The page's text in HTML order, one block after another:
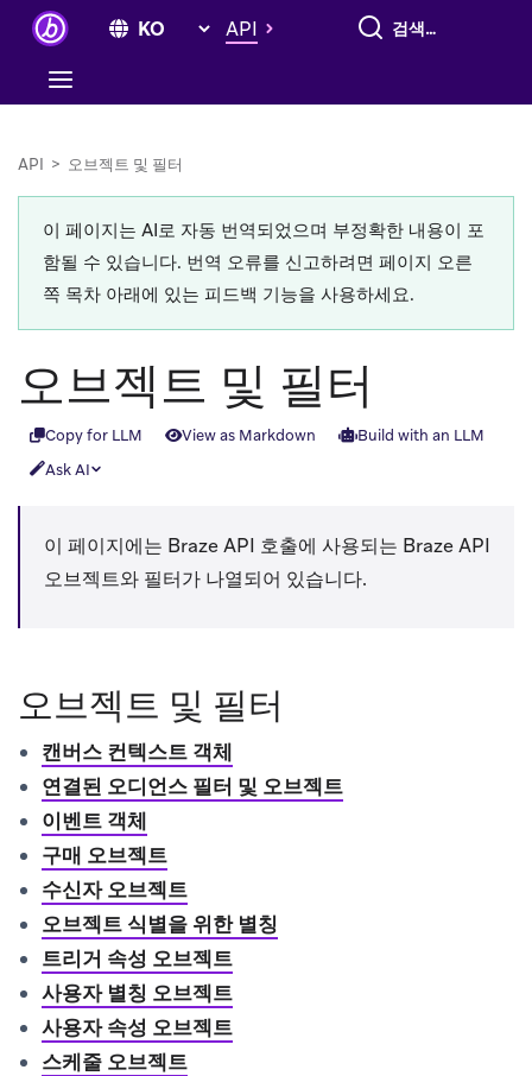
API 전체 검색
API > 오브젝트 및 필터
이 페이지는 AI로 자동 번역되었으며 부정확한 내용이 포
함될 수 있습니다. 번역 오류를 신고하려면 페이지 오른
쪽 목차 아래에 있는 피드백 기능을 사용하세요.
오브젝트 및 필터
Copy for LLM View as Markdown
Build with an LLM
Ask AI
이 페이지에는 Braze API 호출에 사용되는 Braze API
오브젝트와 필터가 나열되어 있습니다.
오브젝트 및 필터
캔버스 컨텍스트 객체
연결된 오디언스 필터 및 오브젝트
이벤트 객체
구매 오브젝트
수신자 오브젝트
오브젝트 식별을 위한 별칭
트리거 속성 오브젝트
사용자 별칭 오브젝트
사용자 속성 오브젝트
스케줄 오브젝트